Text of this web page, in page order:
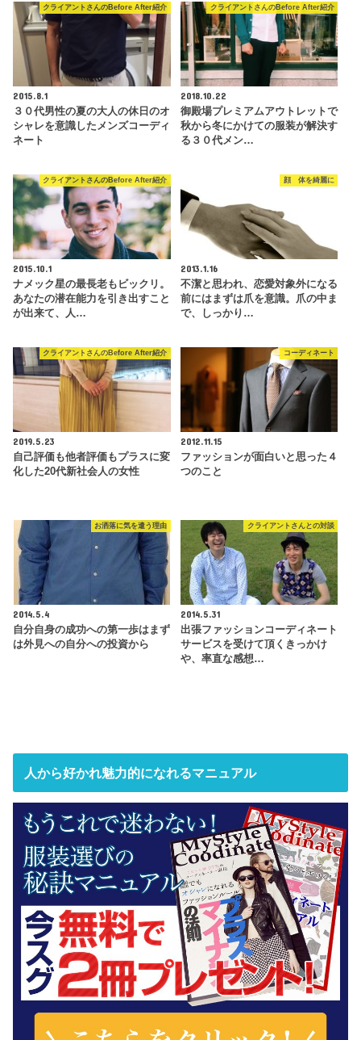
クライアントさんのBefore After紹介
2015.8.1
３０代男性の夏の大人の休日のオ
シャレを意識したメンズコーディ
ネート
クライアントさんのBefore After紹介
2018.10.22
御殿場プレミアムアウトレットで
秋から冬にかけての服装が解決す
る３０代メン…
クライアントさんのBefore After紹介
2015.10.1
ナメック星の最長老もビックリ。
あなたの潜在能力を引き出すこと
が出来て、人…
顔 体を綺麗に
2013.1.16
不潔と思われ、恋愛対象外になる
前にはまずは爪を意識。爪の中ま
で、しっかり…
クライアントさんのBefore After紹介
2019.5.23
自己評価も他者評価もプラスに変
化した20代新社会人の女性
コーディネート
2012.11.15
ファッションが面白いと思った４
つのこと
お洒落に気を遣う理由
2014.5.4
自分自身の成功への第一歩はまず
は外見への自分への投資から
クライアントさんとの対談
2014.5.31
出張ファッションコーディネート
サービスを受けて頂くきっかけ
や、率直な感想…
人から好かれ魅力的になれるマニュアル